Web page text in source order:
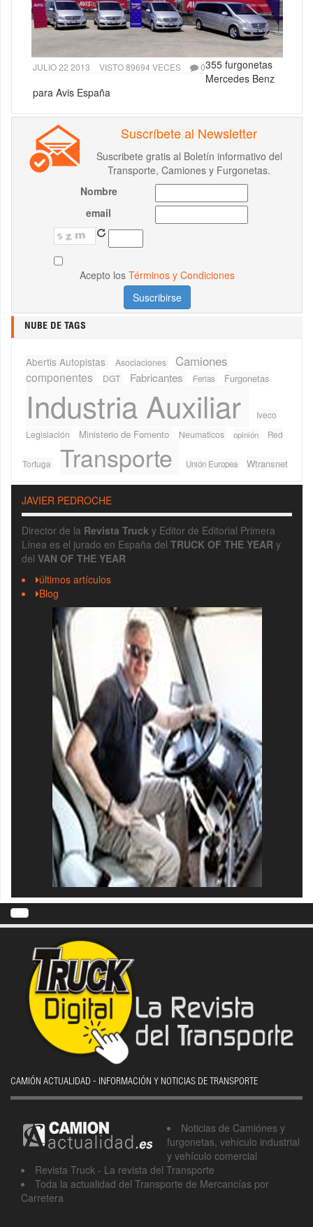
JULIO 22 2013 VISTO 89694 VECES 0355 furgonetas
Mercedes Benz
para Avis España
Suscríbete al Newsletter
Suscribete gratis al Boletín informativo del
Transporte, Camiones y Furgonetas.
Nombre
email
Acepto los Términos y Condiciones
NUBE DE TAGS
Abertis Autopistas Asociaciones Camiones
componentes DGT Fabricantes Ferias Furgonetas
Industria Auxiliar
Iveco
Legislación
Ministerio de Fomento Neumaticos opinión Red
Tortuga Transporte Unión Europea Wtransnet
JAVIER PEDROCHE
Director de la Revista Truck y Editor de Editorial Primera
Línea es el jurado en España del TRUCK OF THE YEAR y
del VAN OF THE YEAR
últimos artículos
Blog
CAMIÓN ACTUALIDAD - INFORMACIÓN Y NOTICIAS DE TRANSPORTE
Noticias de Camiónes y
furgonetas, vehículo industrial
y vehículo comercial
Revista Truck - La revista del Transporte
Toda la actualidad del Transporte de Mercancías por
Carretera